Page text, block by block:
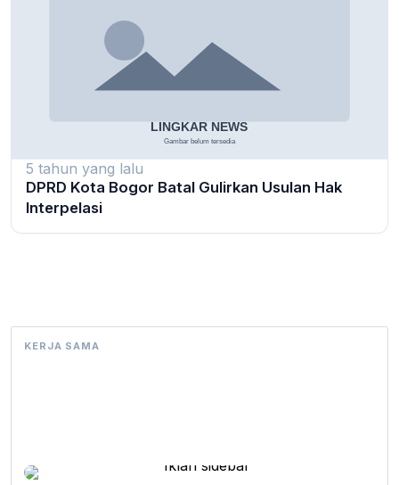
5 tahun yang lalu
DPRD Kota Bogor Batal Gulirkan Usulan Hak
Interpelasi
KERJA SAMA